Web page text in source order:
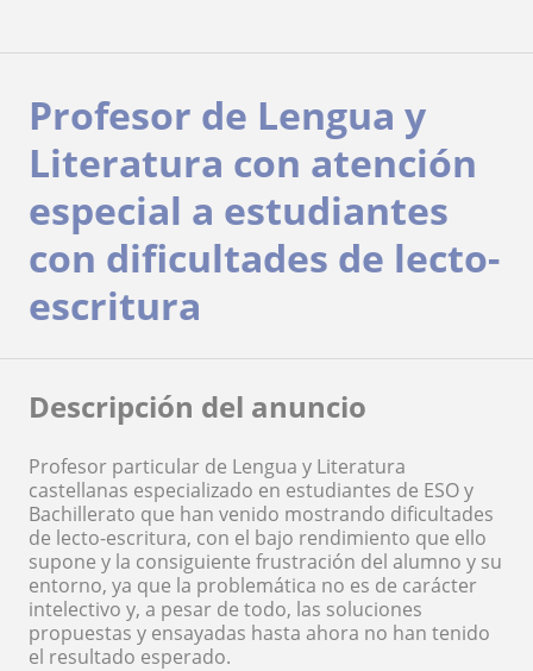
Profesor de Lengua y
Literatura con atención
especial a estudiantes
con dificultades de lecto-
escritura
Descripción del anuncio
Profesor particular de Lengua y Literatura
castellanas especializado en estudiantes de ESO y
Bachillerato que han venido mostrando dificultades
de lecto-escritura, con el bajo rendimiento que ello
supone y la consiguiente frustración del alumno y su
entorno, ya que la problemática no es de carácter
intelectivo y, a pesar de todo, las soluciones
propuestas y ensayadas hasta ahora no han tenido
el resultado esperado.